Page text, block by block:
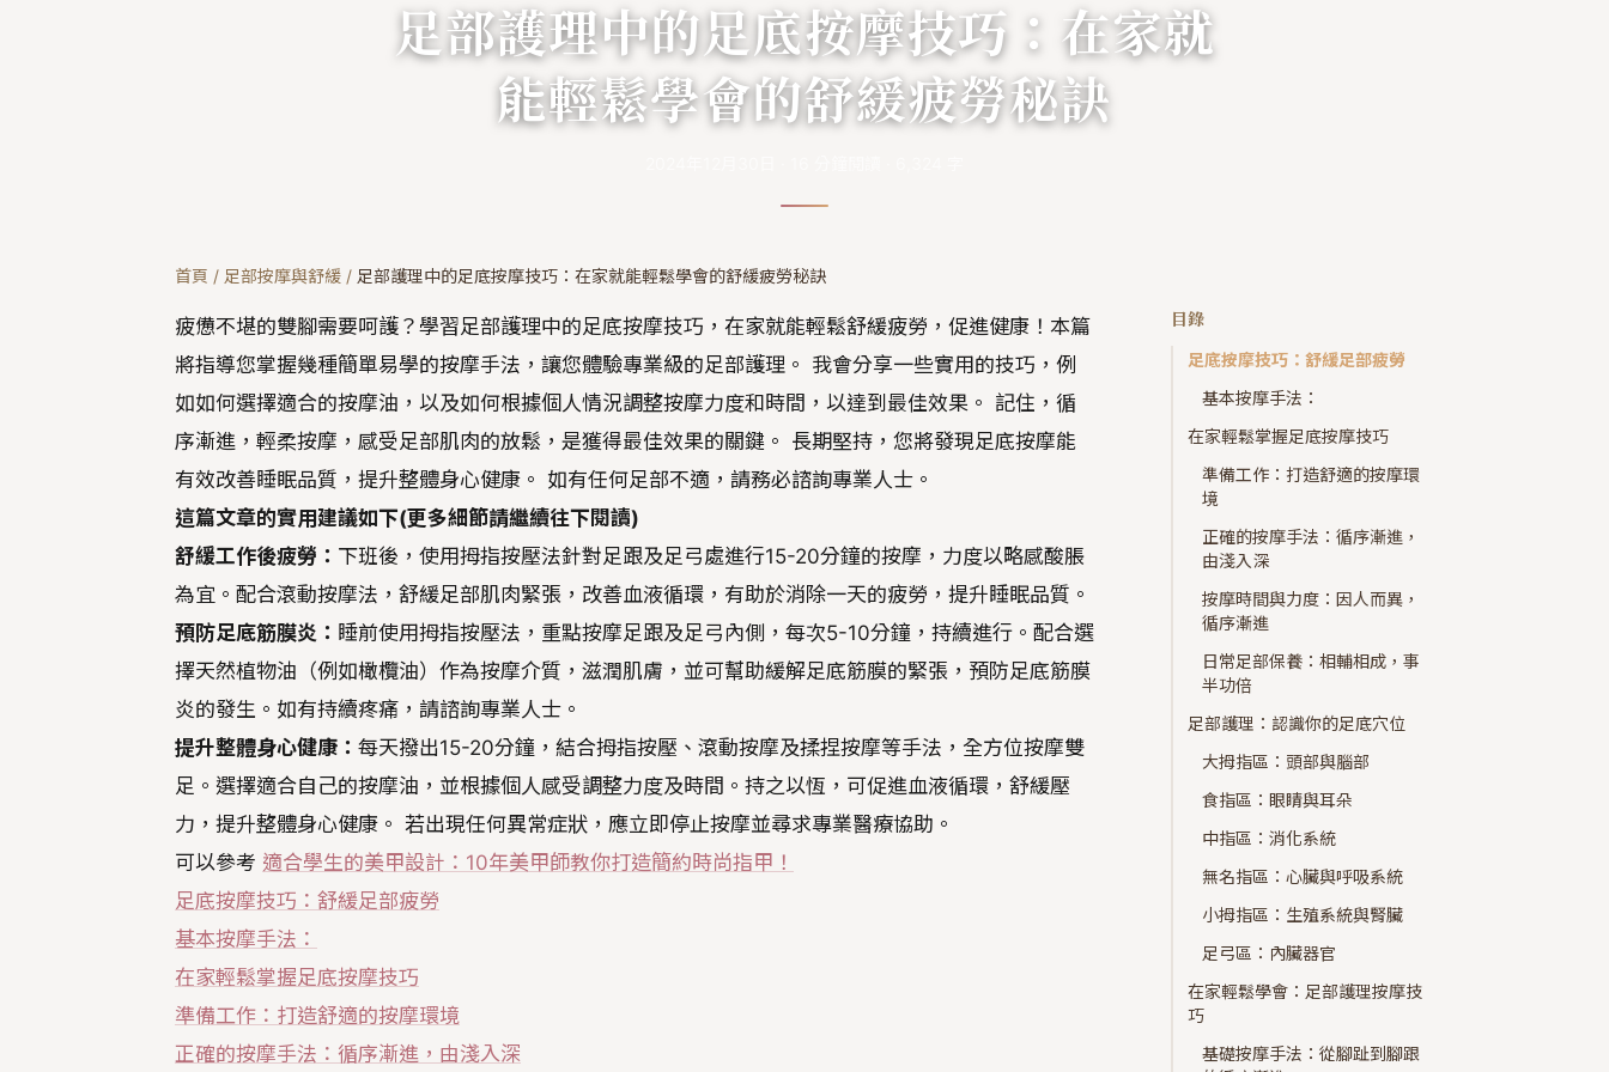
足部護理中的足底按摩技巧：在家就
能輕鬆學會的舒緩疲勞秘訣
首頁 / 足部按摩與舒緩 / 足部護理中的足底按摩技巧：在家就能輕鬆學會的舒緩疲勞秘訣
疲憊不堪的雙腳需要呵護？學習足部護理中的足底按摩技巧，在家就能輕鬆舒緩疲勞，促進健康！本篇
將指導您掌握幾種簡單易學的按摩手法，讓您體驗專業級的足部護理。 我會分享一些實用的技巧，例
如如何選擇適合的按摩油，以及如何根據個人情況調整按摩力度和時間，以達到最佳效果。 記住，循
序漸進，輕柔按摩，感受足部肌肉的放鬆，是獲得最佳效果的關鍵。 長期堅持，您將發現足底按摩能
有效改善睡眠品質，提升整體身心健康。 如有任何足部不適，請務必諮詢專業人士。
這篇文章的實用建議如下(更多細節請繼續往下閱讀)
舒緩工作後疲勞： 下班後，使用拇指按壓法針對足跟及足弓處進行15-20分鐘的按摩，力度以略感酸脹
為宜。配合滾動按摩法，舒緩足部肌肉緊張，改善血液循環，有助於消除一天的疲勞，提升睡眠品質。
預防足底筋膜炎： 睡前使用拇指按壓法，重點按摩足跟及足弓內側，每次5-10分鐘，持續進行。配合選
擇天然植物油（例如橄欖油）作為按摩介質，滋潤肌膚，並可幫助緩解足底筋膜的緊張，預防足底筋膜
炎的發生。如有持續疼痛，請諮詢專業人士。
提升整體身心健康： 每天撥出15-20分鐘，結合拇指按壓、滾動按摩及揉捏按摩等手法，全方位按摩雙
足。選擇適合自己的按摩油，並根據個人感受調整力度及時間。持之以恆，可促進血液循環，舒緩壓
力，提升整體身心健康。 若出現任何異常症狀，應立即停止按摩並尋求專業醫療協助。
可以參考 適合學生的美甲設計：10年美甲師教你打造簡約時尚指甲！
足底按摩技巧：舒緩足部疲勞
基本按摩手法：
在家輕鬆掌握足底按摩技巧
準備工作：打造舒適的按摩環境
正確的按摩手法：循序漸進，由淺入深
目錄
足底按摩技巧：舒緩足部疲勞
基本按摩手法：
在家輕鬆掌握足底按摩技巧
準備工作：打造舒適的按摩環
境
正確的按摩手法：循序漸進，
由淺入深
按摩時間與力度：因人而異，
循序漸進
日常足部保養：相輔相成，事
半功倍
足部護理：認識你的足底穴位
大拇指區：頭部與腦部
食指區：眼睛與耳朵
中指區：消化系統
無名指區：心臟與呼吸系統
小拇指區：生殖系統與腎臟
足弓區：內臟器官
在家輕鬆學會：足部護理按摩技
巧
基礎按摩手法：從腳趾到腳跟